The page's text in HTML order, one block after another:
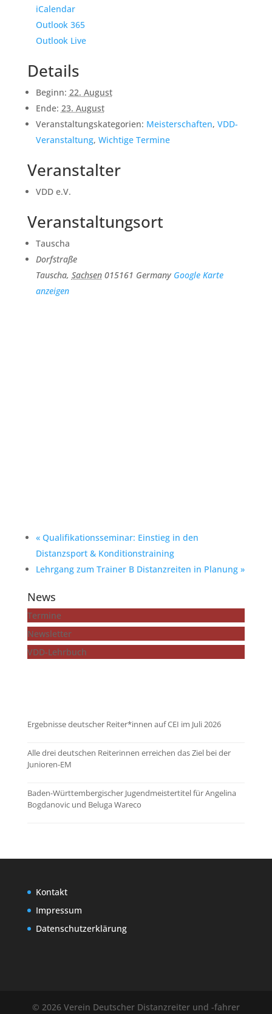
iCalendar
Outlook 365
Outlook Live
Details
Beginn: 22. August
Ende: 23. August
Veranstaltungskategorien: Meisterschaften, VDD-
Veranstaltung, Wichtige Termine
Veranstalter
VDD e.V.
Veranstaltungsort
Tauscha
Dorfstraße
Tauscha, Sachsen 015161 Germany Google Karte
anzeigen
«Qualifikationsseminar: Einstieg in den
Distanzsport & Konditionstraining
Lehrgang zum Trainer B Distanzreiten in Planung »
News
Termine
Newsletter
VDD-Lehrbuch
Ergebnisse deutscher Reiter*innen auf CEI im Juli 2026
Alle drei deutschen Reiterinnen erreichen das Ziel bei der
Junioren-EM
Baden-Württembergischer Jugendmeistertitel für Angelina
Bogdanovic und Beluga Wareco
Kontakt
Impressum
Datenschutzerklärung
© 2026 Verein Deutscher Distanzreiter und -fahrer